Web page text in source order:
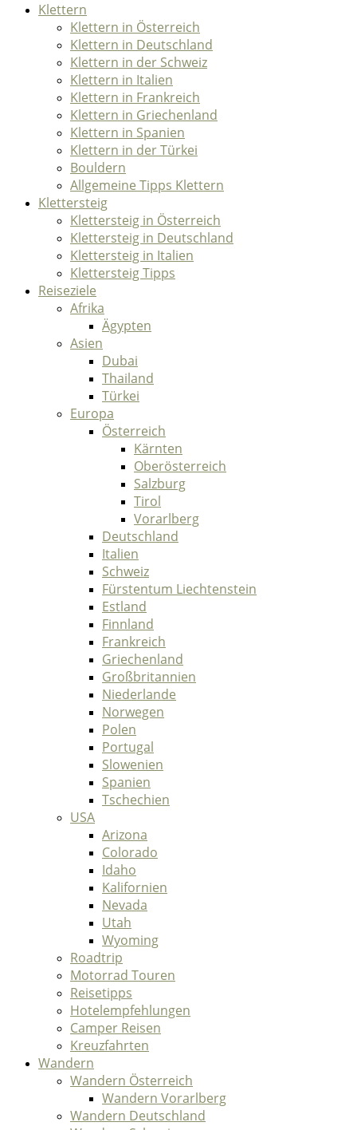
Klettern
Klettern in Österreich
Klettern in Deutschland
Klettern in der Schweiz
Klettern in Italien
Klettern in Frankreich
Klettern in Griechenland
Klettern in Spanien
Klettern in der Türkei
Bouldern
Allgemeine Tipps Klettern
Klettersteig
Klettersteig in Österreich
Klettersteig in Deutschland
Klettersteig in Italien
Klettersteig Tipps
Reiseziele
Afrika
Ägypten
Asien
Dubai
Thailand
Türkei
Europa
Österreich
Kärnten
Oberösterreich
Salzburg
Tirol
Vorarlberg
Deutschland
Italien
Schweiz
Fürstentum Liechtenstein
Estland
Finnland
Frankreich
Griechenland
Großbritannien
Niederlande
Norwegen
Polen
Portugal
Slowenien
Spanien
Tschechien
USA
Arizona
Colorado
Idaho
Kalifornien
Nevada
Utah
Wyoming
Roadtrip
Motorrad Touren
Reisetipps
Hotelempfehlungen
Camper Reisen
Kreuzfahrten
Wandern
Wandern Österreich
Wandern Vorarlberg
Wandern Deutschland